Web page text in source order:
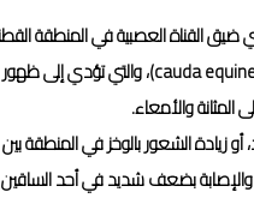
القناة العصبية في المنطقة
والأمعاء.
زيادة الشعور بالوخز في المنطقة
بضعف شديد في أحد